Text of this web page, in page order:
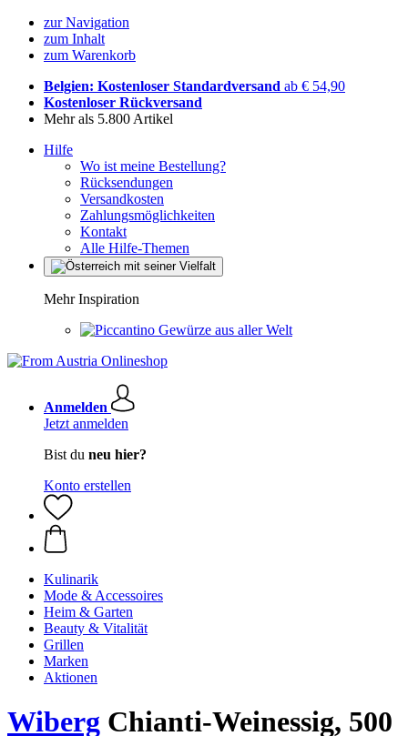
zur Navigation
zum Inhalt
zum Warenkorb
Belgien: Kostenloser Standardversand ab € 54,90
Kostenloser Rückversand
Mehr als 5.800 Artikel
Hilfe
Wo ist meine Bestellung?
Rücksendungen
Versandkosten
Zahlungsmöglichkeiten
Kontakt
Alle Hilfe-Themen
Mehr Inspiration
Gewürze aus aller Welt
Anmelden
Jetzt anmelden
Bist du neu hier?
Konto erstellen
Kulinarik
Mode & Accessoires
Heim & Garten
Beauty & Vitalität
Grillen
Marken
Aktionen
Wiberg Chianti-Weinessig, 500